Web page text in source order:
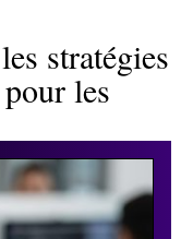
stratégies
les